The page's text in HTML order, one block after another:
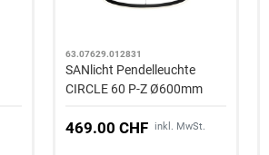
63.07629.012831
SANlicht Pendelleuchte
CIRCLE 60 P-Z Ø600mm
469.00 CHF inkl. MwSt.